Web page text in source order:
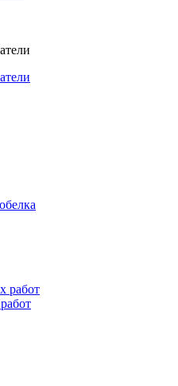
работ